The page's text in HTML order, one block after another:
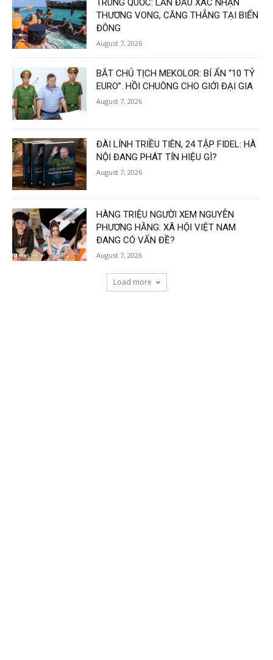
TRUNG QUỐC: LẦN ĐẦU XÁC NHẬN
THƯƠNG VONG, CĂNG THẲNG TẠI BIỂN
ĐÔNG
August 7, 2026
BẮT CHỦ TỊCH MEKOLOR: BÍ ẨN “10 TỶ
EURO”. HỒI CHUÔNG CHO GIỚI ĐẠI GIA
August 7, 2026
ĐÀI LÍNH TRIỀU TIÊN, 24 TẬP FIDEL: HÀ
NỘI ĐANG PHÁT TÍN HIỆU GÌ?
August 7, 2026
HÀNG TRIỆU NGƯỜI XEM NGUYỄN
PHƯƠNG HẰNG: XÃ HỘI VIỆT NAM
ĐANG CÓ VẤN ĐỀ?
August 7, 2026
Load more